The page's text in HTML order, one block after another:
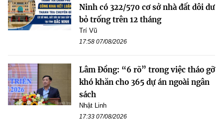
Ninh có 322/570 cơ sở nhà đất dôi dư
bỏ trống trên 12 tháng
Trí Vũ
17:58 07/08/2026
Lâm Đồng: “6 rõ” trong việc tháo gỡ
khó khăn cho 365 dự án ngoài ngân
sách
Nhật Linh
17:33 07/08/2026